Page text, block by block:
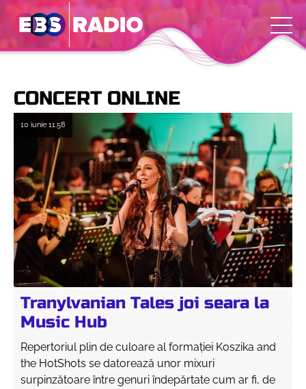
CONCERT ONLINE
10 iunie 11:58
Tranylvanian Tales joi seara la
Music Hub
Repertoriul plin de culoare al formației Koszika and
the HotShots se datorează unor mixuri
surpinzătoare între genuri îndepărtate cum ar fi, de